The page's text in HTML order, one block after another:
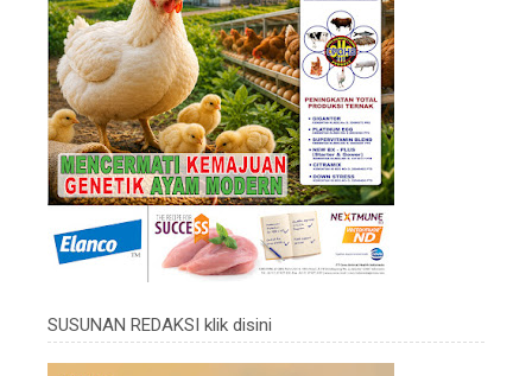
SUSUNAN REDAKSI klik disini